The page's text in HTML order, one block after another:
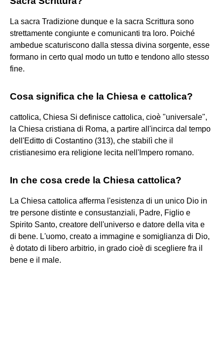
La sacra Tradizione dunque e la sacra Scrittura sono
strettamente congiunte e comunicanti tra loro. Poiché
ambedue scaturiscono dalla stessa divina sorgente, esse
formano in certo qual modo un tutto e tendono allo stesso
fine.
Cosa significa che la Chiesa e cattolica?
cattolica, Chiesa Si definisce cattolica, cioè "universale",
la Chiesa cristiana di Roma, a partire all'incirca dal tempo
dell'Editto di Costantino (313), che stabilì che il
cristianesimo era religione lecita nell'Impero romano.
In che cosa crede la Chiesa cattolica?
La Chiesa cattolica afferma l'esistenza di un unico Dio in
tre persone distinte e consustanziali, Padre, Figlio e
Spirito Santo, creatore dell'universo e datore della vita e
di bene. L'uomo, creato a immagine e somiglianza di Dio,
è dotato di libero arbitrio, in grado cioè di scegliere fra il
bene e il male.